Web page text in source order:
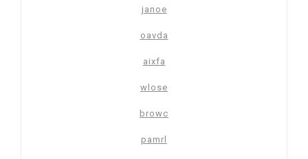
janoe
oavda
aixfa
wlose
browc
pamrl